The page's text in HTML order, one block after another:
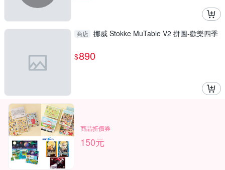
商店 挪威 Stokke MuTable V2 拼圖-歡樂四季
$890
商品折價券
150元